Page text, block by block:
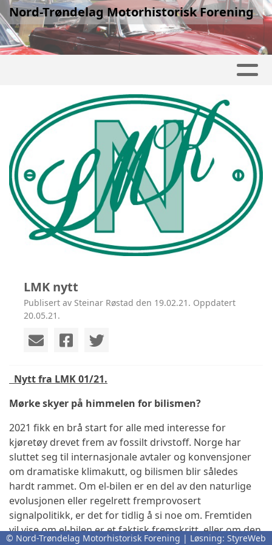
Nord-Trøndelag Motorhistorisk Forening
LMK nytt
Publisert av Steinar Røstad den 19.02.21. Oppdatert
20.05.21.
Nytt fra LMK 01/21.
Mørke skyer på himmelen for bilismen?
2021 fikk en brå start for alle med interesse for
kjøretøy drevet frem av fossilt drivstoff. Norge har
sluttet seg til internasjonale avtaler og konvensjoner
om dramatiske klimakutt, og bilismen blir således
hardt rammet. Om el-bilen er en del av den naturlige
evolusjonen eller regelrett fremprovosert
signalpolitikk, er det for tidlig å si noe om. Fremtiden
vil vise om el-bilen er et faktisk fremskritt, eller om den
© Nord-Trøndelag Motorhistorisk Forening | Løsning: StyreWeb